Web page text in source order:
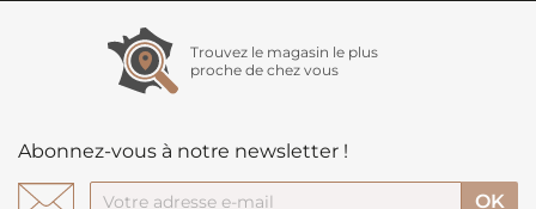
Trouvez le magasin le plus
proche de chez vous
Abonnez-vous à notre newsletter !